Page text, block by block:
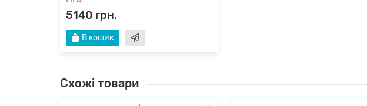
5140 грн.
В кошик
Схожі товари